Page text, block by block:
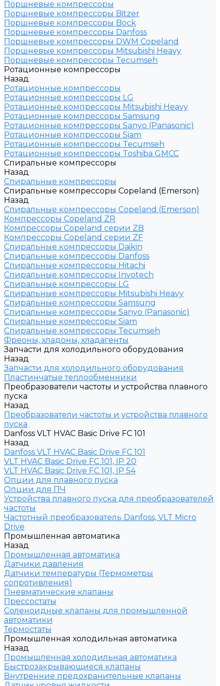
Поршневые компрессоры
Поршневые компрессоры Bitzer
Поршневые компрессоры Bock
Поршневые компрессоры Danfoss
Поршневые компрессоры DWM Copeland
Поршневые компрессоры Mitsubishi Heavy
Поршневые компрессоры Tecumseh
Ротационные компрессоры
Назад
Ротационные компрессоры
Ротационные компрессоры LG
Ротационные компрессоры Mitsubishi Heavy
Ротационные компрессоры Samsung
Ротационные компрессоры Sanyo (Panasonic)
Ротационные компрессоры Siam
Ротационные компрессоры Tecumseh
Ротационные компрессоры Toshiba GMCC
Спиральные компрессоры
Назад
Спиральные компрессоры
Спиральные компрессоры Copeland (Emerson)
Назад
Спиральные компрессоры Copeland (Emerson)
Компрессоры Copeland ZR
Компрессоры Copeland серии ZB
Компрессоры Copeland серии ZF
Спиральные компрессоры Daikin
Спиральные компрессоры Danfoss
Спиральные компрессоры Hitachi
Спиральные компрессоры Invotech
Спиральные компрессоры LG
Спиральные компрессоры Mitsubishi Heavy
Спиральные компрессоры Samsung
Спиральные компрессоры Sanyo (Panasonic)
Спиральные компрессоры Siam
Спиральные компрессоры Tecumseh
Фреоны, хладоны, хладагенты
Запчасти для холодильного оборудования
Назад
Запчасти для холодильного оборудования
Пластинчатые теплообменники
Преобразователи частоты и устройства плавного
пуска
Назад
Преобразователи частоты и устройства плавного
пуска
Danfoss VLT HVAC Basic Drive FC 101
Назад
Danfoss VLT HVAC Basic Drive FC 101
VLT HVAC Basic Drive FC 101, IP 20
VLT HVAC Basic Drive FC 101, IP 54
Опции для плавного пуска
Опции для ПЧ
Устройства плавного пуска для преобразователей
частоты
Частотный преобразователь Danfoss, VLT Micro
Drive
Промышленная автоматика
Назад
Промышленная автоматика
Датчики давления
Датчики температуры (Термометры
сопротивления)
Пневматические клапаны
Прессостаты
Соленоидные клапаны для промышленной
автоматики
Термостаты
Промышленная холодильная автоматика
Назад
Промышленная холодильная автоматика
Быстрозакрывающиеся клапаны
Внутренние предохранительные клапаны